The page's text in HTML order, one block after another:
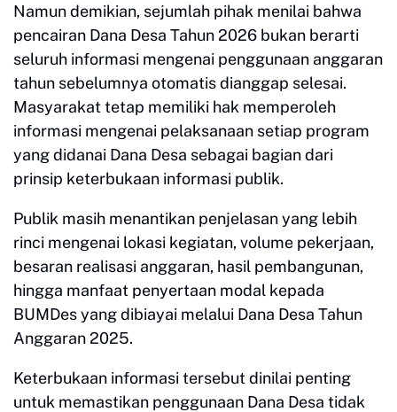
Namun demikian, sejumlah pihak menilai bahwa
pencairan Dana Desa Tahun 2026 bukan berarti
seluruh informasi mengenai penggunaan anggaran
tahun sebelumnya otomatis dianggap selesai.
Masyarakat tetap memiliki hak memperoleh
informasi mengenai pelaksanaan setiap program
yang didanai Dana Desa sebagai bagian dari
prinsip keterbukaan informasi publik.
Publik masih menantikan penjelasan yang lebih
rinci mengenai lokasi kegiatan, volume pekerjaan,
besaran realisasi anggaran, hasil pembangunan,
hingga manfaat penyertaan modal kepada
BUMDes yang dibiayai melalui Dana Desa Tahun
Anggaran 2025.
Keterbukaan informasi tersebut dinilai penting
untuk memastikan penggunaan Dana Desa tidak